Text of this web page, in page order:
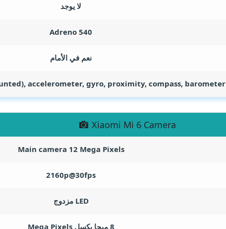
لا يوجد
Adreno 540
نعم في الأمام
accelerometer, gyro, proximity, compass, barometer
Xiaomi Mi 6 Camera
Main camera 12 Mega Pixels
2160p@30fps
LED مزدوج
8 ميجا بكسل Mega Pixels